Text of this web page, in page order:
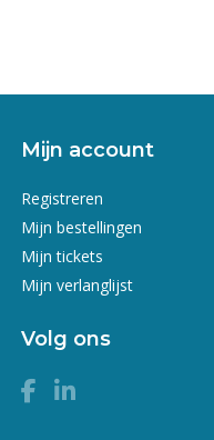
Mijn account
Registreren
Mijn bestellingen
Mijn tickets
Mijn verlanglijst
Volg ons